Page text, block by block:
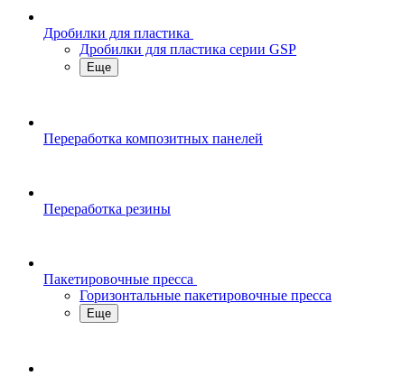
Дробилки для пластика
Дробилки для пластика серии GSP
Еще
Переработка композитных панелей
Переработка резины
Пакетировочные пресса
Горизонтальные пакетировочные пресса
Еще